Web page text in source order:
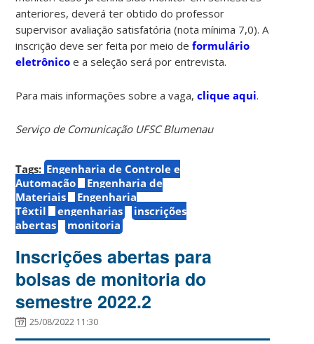
anteriores, deverá ter obtido do professor
supervisor avaliação satisfatória (nota mínima 7,0). A
inscrição deve ser feita por meio deformulário
eletrônico e a seleção será por entrevista.
Para mais informações sobre a vaga,clique aqui.
Serviço de Comunicação UFSC Blumenau
Tags: Engenharia de Controle e
Automação
Engenharia de
Materiais
Engenharia
Têxtil
engenharias
inscrições
abertas
monitoria
Inscrições abertas para
bolsas de monitoria do
semestre 2022.2
25/08/2022 11:30